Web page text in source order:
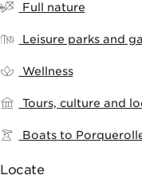
Full nature
Leisure parks and
Wellness
Tours, culture and
Boats to
Locate